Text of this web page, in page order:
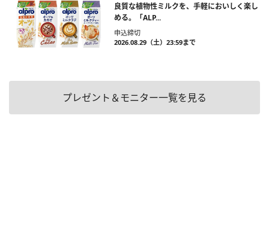
良質な植物性ミルクを、手軽においしく楽し
める。「ALP...
申込締切
2026.08.29（土）23:59まで
プレゼント＆モニター一覧を見る